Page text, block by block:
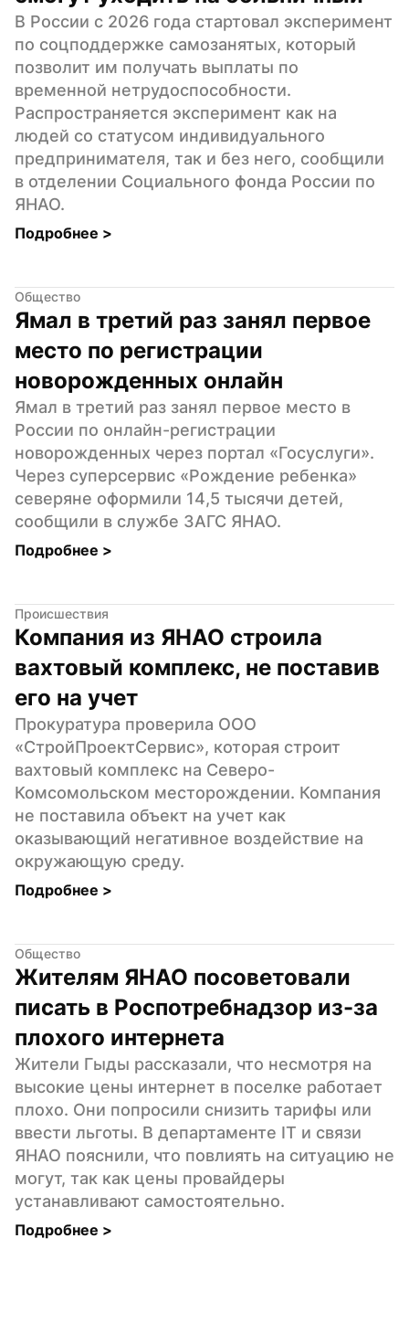
В России с 2026 года стартовал эксперимент
по соцподдержке самозанятых, который
позволит им получать выплаты по
временной нетрудоспособности.
Распространяется эксперимент как на
людей со статусом индивидуального
предпринимателя, так и без него, сообщили
в отделении Социального фонда России по
ЯНАО.
Подробнее >
Общество
Ямал в третий раз занял первое
место по регистрации
новорожденных онлайн
Ямал в третий раз занял первое место в
России по онлайн-регистрации
новорожденных через портал «Госуслуги».
Через суперсервис «Рождение ребенка»
северяне оформили 14,5 тысячи детей,
сообщили в службе ЗАГС ЯНАО.
Подробнее >
Происшествия
Компания из ЯНАО строила
вахтовый комплекс, не поставив
его на учет
Прокуратура проверила ООО
«СтройПроектСервис», которая строит
вахтовый комплекс на Северо-
Комсомольском месторождении. Компания
не поставила объект на учет как
оказывающий негативное воздействие на
окружающую среду.
Подробнее >
Общество
Жителям ЯНАО посоветовали
писать в Роспотребнадзор из-за
плохого интернета
Жители Гыды рассказали, что несмотря на
высокие цены интернет в поселке работает
плохо. Они попросили снизить тарифы или
ввести льготы. В департаменте IT и связи
ЯНАО пояснили, что повлиять на ситуацию не
могут, так как цены провайдеры
устанавливают самостоятельно.
Подробнее >